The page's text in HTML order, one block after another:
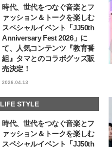
時代、世代をつなぐ音楽とフ
ァッション＆トークを楽しむ
スペシャルイベント「JJ50th
Anniversary Fest 2026」に
て、人気コンテンツ『教育番
組』タマとのコラボグッズ販
売決定！
2026.04.13
LIFE STYLE
時代、世代をつなぐ音楽とフ
ァッション＆トークを楽しむ
スペシャルイベント「JJ50th